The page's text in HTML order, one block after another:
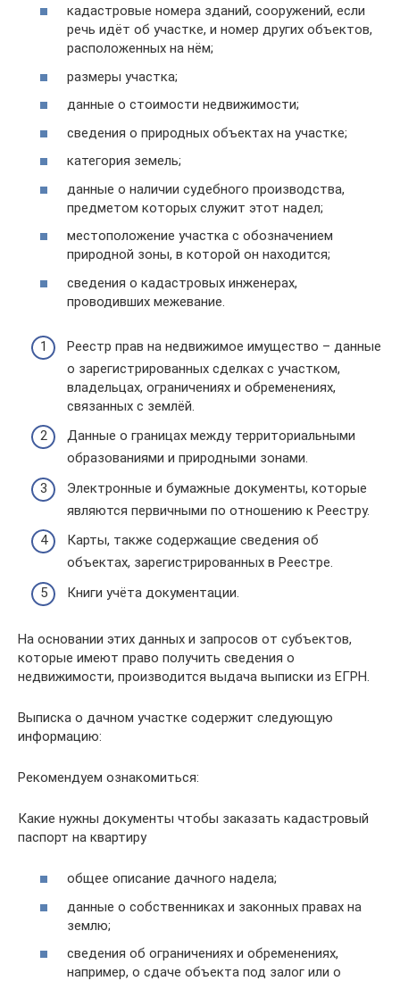
кадастровые номера зданий, сооружений, если
речь идёт об участке, и номер других объектов,
расположенных на нём;
размеры участка;
данные о стоимости недвижимости;
сведения о природных объектах на участке;
категория земель;
данные о наличии судебного производства,
предметом которых служит этот надел;
местоположение участка с обозначением
природной зоны, в которой он находится;
сведения о кадастровых инженерах,
проводивших межевание.
Реестр прав на недвижимое имущество – данные
о зарегистрированных сделках с участком,
владельцах, ограничениях и обременениях,
связанных с землёй.
Данные о границах между территориальными
образованиями и природными зонами.
Электронные и бумажные документы, которые
являются первичными по отношению к Реестру.
Карты, также содержащие сведения об
объектах, зарегистрированных в Реестре.
Книги учёта документации.
На основании этих данных и запросов от субъектов,
которые имеют право получить сведения о
недвижимости, производится выдача выписки из ЕГРН.
Выписка о дачном участке содержит следующую
информацию:
Рекомендуем ознакомиться:
Какие нужны документы чтобы заказать кадастровый
паспорт на квартиру
общее описание дачного надела;
данные о собственниках и законных правах на
землю;
сведения об ограничениях и обременениях,
например, о сдаче объекта под залог или о